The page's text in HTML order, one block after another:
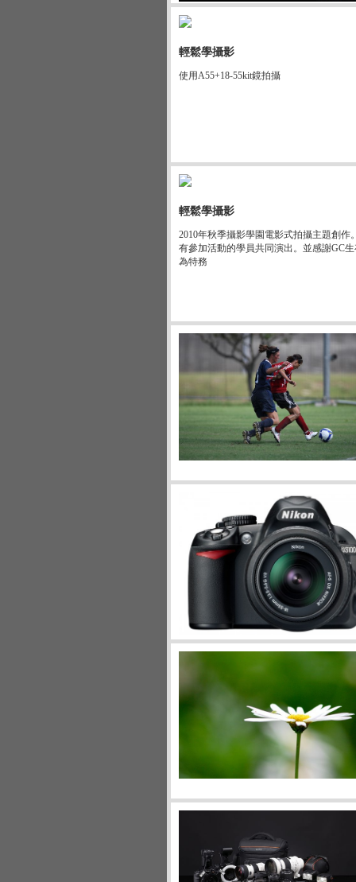
輕鬆學攝影
使用A55+18-55kit鏡拍攝
輕鬆學攝影
2010年秋季攝影學園電影式拍攝主題創作
有參加活動的學員共同演出。並感謝GC
為特務